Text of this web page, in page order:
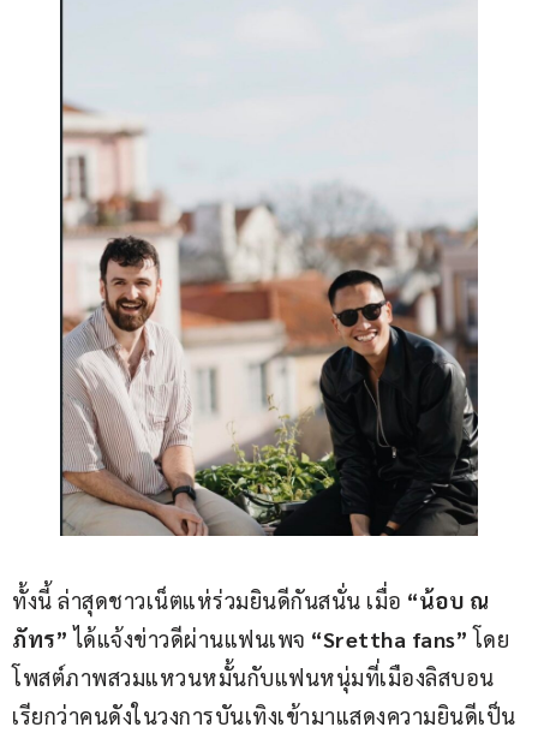
ทั้งนี้ ล่าสุดชาวเน็ตแห่ร่วมยินดีกันสนั่น เมื่อ “น้อบ ณ
ภัทร” ได้แจ้งข่าวดีผ่านแฟนเพจ “Srettha fans” โดย
โพสต์ภาพสวมแหวนหมั้นกับแฟนหนุ่มที่เมืองลิสบอน
เรียกว่าคนดังในวงการบันเทิงเข้ามาแสดงความยินดีเป็น